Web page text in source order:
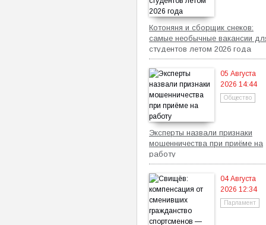
Котоняня и сборщик снеков:
самые необычные вакансии
студентов летом 2026 года
05 Августа
2026 14:44
Общество
Эксперты назвали признаки
мошенничества при приёме на
работу
04 Августа
2026 12:34
Парламент